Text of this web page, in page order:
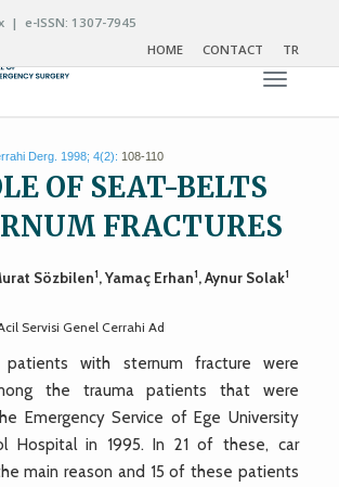
| e-ISSN: 1307-7945
HOME
CONTACT TR
Toggle
Derg. 1998; 4(2): 108-110
OF SEAT-BELTS
FRACTURES
Sözbilen1, Yamaç Erhan1, Aynur Solak1
Servisi Genel Cerrahi Ad
patients with sternum fracture were
the trauma patients that were
Emergency Service of Ege University
Hospital in 1995. In 21 of these, car
main reason and 15 of these patients